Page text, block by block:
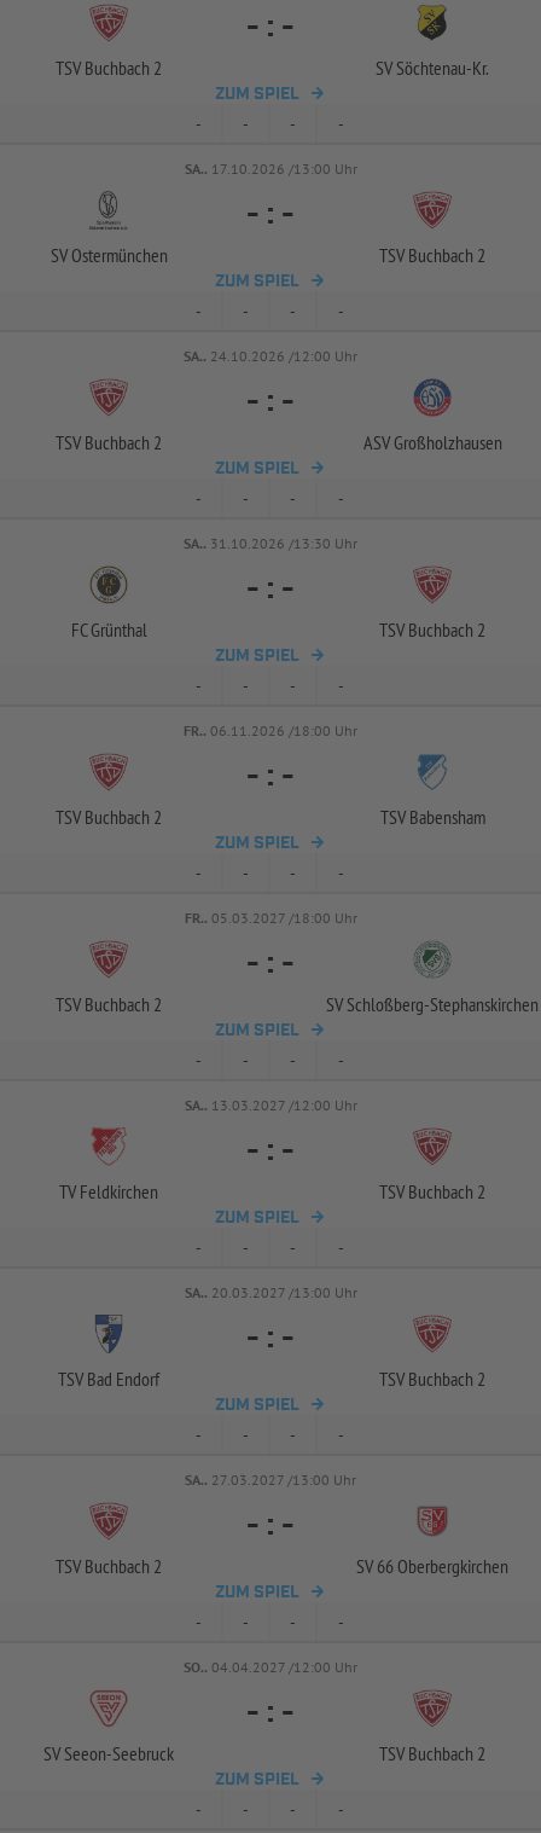
TSV Buchbach 2
- : -
SV Söchtenau-Kr.
ZUM SPIEL
- - - -
SA.. 17.10.2026 /13:00 Uhr
SV Ostermünchen
- : -
TSV Buchbach 2
ZUM SPIEL
- - - -
SA.. 24.10.2026 /12:00 Uhr
TSV Buchbach 2
- : -
ASV Großholzhausen
ZUM SPIEL
- - - -
SA.. 31.10.2026 /13:30 Uhr
FC Grünthal
- : -
TSV Buchbach 2
ZUM SPIEL
- - - -
FR.. 06.11.2026 /18:00 Uhr
TSV Buchbach 2
- : -
TSV Babensham
ZUM SPIEL
- - - -
FR.. 05.03.2027 /18:00 Uhr
TSV Buchbach 2
- : -
SV Schloßberg-Stephanskirchen
ZUM SPIEL
- - - -
SA.. 13.03.2027 /12:00 Uhr
TV Feldkirchen
- : -
TSV Buchbach 2
ZUM SPIEL
- - - -
SA.. 20.03.2027 /13:00 Uhr
TSV Bad Endorf
- : -
TSV Buchbach 2
ZUM SPIEL
- - - -
SA.. 27.03.2027 /13:00 Uhr
TSV Buchbach 2
- : -
SV 66 Oberbergkirchen
ZUM SPIEL
- - - -
SO.. 04.04.2027 /12:00 Uhr
SV Seeon-Seebruck
- : -
TSV Buchbach 2
ZUM SPIEL
- - - -